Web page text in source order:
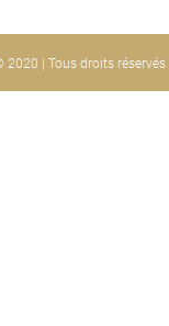
2020 | Tous droits réservés |